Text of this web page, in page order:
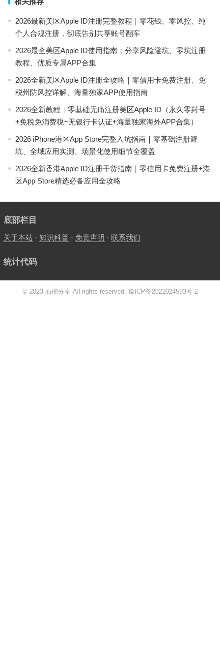
2026最新美区Apple ID注册完整教程｜零花钱、零风控、纯
个人合规注册，彻底告别共享账号翻车
2026最全美区Apple ID使用指南：分享风险避坑、零坑注册
教程、优质专属APP合集
2026全新美区Apple ID注册全攻略｜零信用卡免费注册、免
税州防风控详解、海量独家APP使用指南
2026全新教程｜零基础无痛注册美区Apple ID（永久零封号
+免税免消费税+无银行卡认证+海量独家海外APP合集）
2026 iPhone港区App Store完整入坑指南｜零基础注册避
坑、全域应用实测、场景化使用细节全覆盖
2026全新香港Apple ID注册干货指南｜零信用卡免费注册+港
区App Store精选必备应用全攻略
底部栏目
关于本站- 知识科普- 免责声明 - 联系我们
统计代码
© 2023 石榴分享 All rights reserved. 豫ICP备2022024593号-2